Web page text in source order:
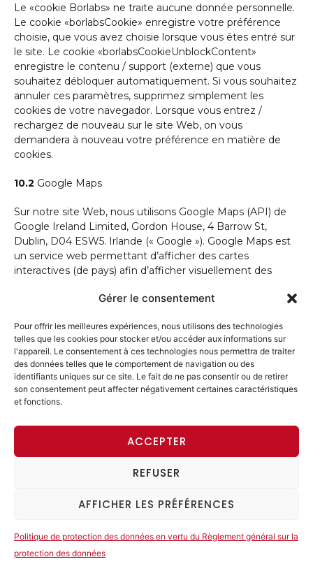
Gérer le consentement
Pour offrir les meilleures expériences, nous utilisons des technologies
telles que les cookies pour stocker et/ou accéder aux informations sur
l'appareil. Le consentement à ces technologies nous permettra de traiter
des données telles que le comportement de navigation ou des
identifiants uniques sur ce site. Le fait de ne pas consentir ou de retirer
son consentement peut affecter négativement certaines caractéristiques
et fonctions.
ACCEPTER
REFUSER
AFFICHER LES PRÉFÉRENCES
Politique de protection des données en vertu du Règlement général sur la
protection des données
Le «cookie Borlabs» ne traite aucune donnée personnelle.
Le cookie «borlabsCookie» enregistre votre préférence
choisie, que vous avez choisie lorsque vous êtes entré sur
le site. Le cookie «borlabsCookieUnblockContent»
enregistre le contenu / support (externe) que vous
souhaitez débloquer automatiquement. Si vous souhaitez
annuler ces paramètres, supprimez simplement les
cookies de votre navegador. Lorsque vous entrez /
rechargez de nouveau sur le site Web, on vous
demandera à nouveau votre préférence en matière de
cookies.
10.2 Google Maps
Sur notre site Web, nous utilisons Google Maps (API) de
Google Ireland Limited, Gordon House, 4 Barrow St,
Dublin, D04 ESW5. Irlande (« Google »). Google Maps est
un service web permettant d’afficher des cartes
interactives (de pays) afin d’afficher visuellement des
vous montrera notre emplacement et vous permettra de
Lorsque vous accédez aux sous-pages qui contiennent la
carte Google Maps, des informations sur votre utilisation
de notre site web (comme votre adresse IP) sont
transmises et stockées par Google. L’utilisation de Google
Maps peut également impliquer la transmission de
situés aux États-Unis. Ceci est effectué indépendamment
du fait que Google vous fournisse ou non un compte
utilisateur avec lequel vous êtes connecté ou qu’il existe
un compte utilisateur. Si vous êtes connecté à Google,
compte. Si vous ne souhaitez pas être associé à votre
d’activer le bouton. Google enregistre vos données
(même pour les utilisateurs qui ne sont pas connectés) en